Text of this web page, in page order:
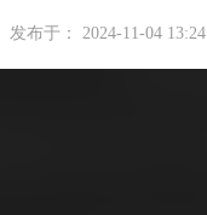
发布于： 2024-11-04 13:24